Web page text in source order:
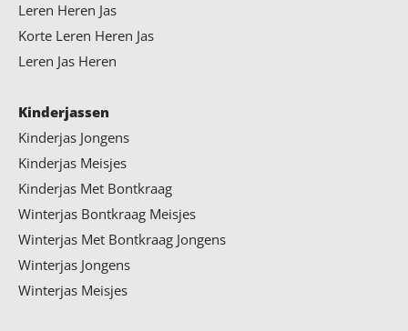
Leren Heren Jas
Korte Leren Heren Jas
Leren Jas Heren
Kinderjassen
Kinderjas Jongens
Kinderjas Meisjes
Kinderjas Met Bontkraag
Winterjas Bontkraag Meisjes
Winterjas Met Bontkraag Jongens
Winterjas Jongens
Winterjas Meisjes